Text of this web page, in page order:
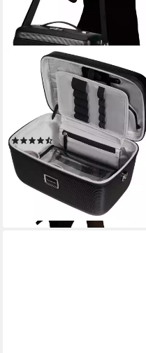
SAMSONITE
Beautycase IMAGE,
Kulturkoffer Kosmetikbox
Beautybox waschbares
Innenfutter
(7)
149,00 €
lieferbar - in 1-2 Werktagen bei dir